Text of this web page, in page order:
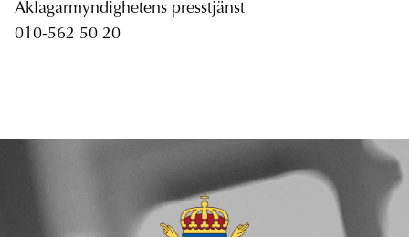
Åklagarmyndighetens presstjänst
010-562 50 20